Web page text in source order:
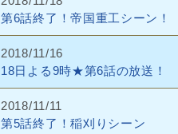
第6話終了！帝国重工シーン！
2018/11/16
18日よる9時★第6話の放送！
2018/11/11
第5話終了！稲刈りシーン